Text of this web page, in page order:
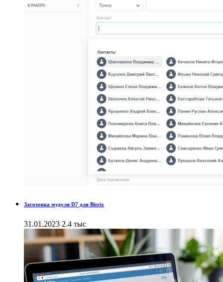
Заготовка мудуля D7 для Bitrix
31.01.2023 2.4 тыс